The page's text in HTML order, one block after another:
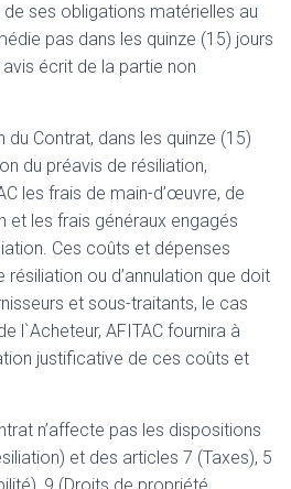
de ses obligations matérielles au
pas dans les quinze (15) jours
écrit de la partie non
du Contrat, dans les quinze (15)
du préavis de résiliation,
les frais de main-d’œuvre, de
et les frais généraux engagés
Ces coûts et dépenses
ou d’annulation que doit
et sous-traitants, le cas
l`Acheteur, AFITAC fournira à
justificative de ces coûts et
n’affecte pas les dispositions
et des articles 7 (Taxes), 5